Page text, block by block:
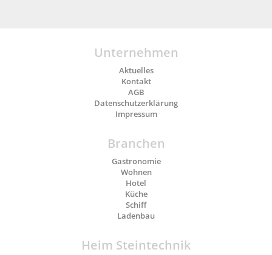
Unternehmen
Aktuelles
Kontakt
AGB
Datenschutzerklärung
Impressum
Branchen
Gastronomie
Wohnen
Hotel
Küche
Schiff
Ladenbau
Heim Steintechnik